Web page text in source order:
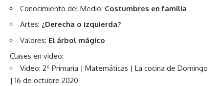
Conocimiento del Medio: Costumbres en familia
Artes: ¿Derecha o izquierda?
Valores: El árbol mágico
Clases en video:
Video: 2º Primaria | Matemáticas | La cocina de Domingo
| 16 de octubre 2020